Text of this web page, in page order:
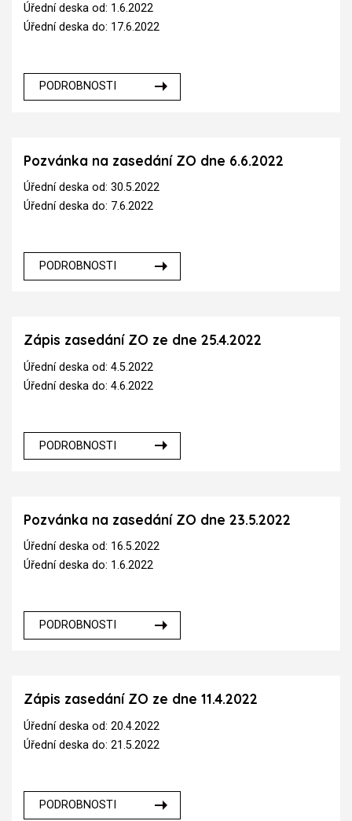
Úřední deska od: 1.6.2022
Úřední deska do: 17.6.2022
PODROBNOSTI
Pozvánka na zasedání ZO dne 6.6.2022
Úřední deska od: 30.5.2022
Úřední deska do: 7.6.2022
PODROBNOSTI
Zápis zasedání ZO ze dne 25.4.2022
Úřední deska od: 4.5.2022
Úřední deska do: 4.6.2022
PODROBNOSTI
Pozvánka na zasedání ZO dne 23.5.2022
Úřední deska od: 16.5.2022
Úřední deska do: 1.6.2022
PODROBNOSTI
Zápis zasedání ZO ze dne 11.4.2022
Úřední deska od: 20.4.2022
Úřední deska do: 21.5.2022
PODROBNOSTI